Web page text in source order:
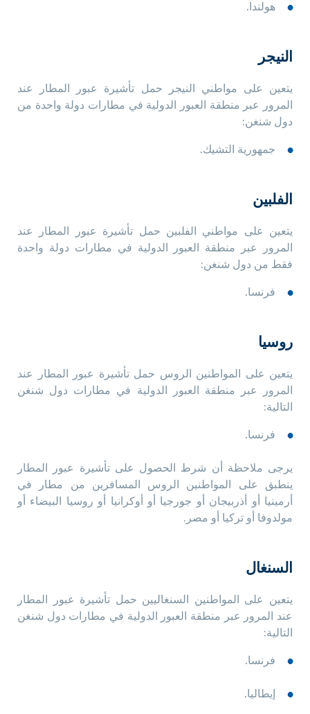
هولندا.
النيجر
يتعين على مواطني النيجر حمل تأشيرة عبور المطار عند
المرور عبر منطقة العبور الدولية في مطارات دولة واحدة من
دول شنغن:
جمهورية التشيك.
الفلبين
يتعين على مواطني الفلبين حمل تأشيرة عبور المطار عند
المرور عبر منطقة العبور الدولية في مطارات دولة واحدة
فقط من دول شنغن:
فرنسا.
روسيا
يتعين على المواطنين الروس حمل تأشيرة عبور المطار عند
المرور عبر منطقة العبور الدولية في مطارات دول شنغن
التالية:
فرنسا.
يرجى ملاحظة أن شرط الحصول على تأشيرة عبور المطار
ينطبق على المواطنين الروس المسافرين من مطار في
أرمينيا أو أذربيجان أو جورجيا أو أوكرانيا أو روسيا البيضاء أو
مولدوفا أو تركيا أو مصر.
السنغال
يتعين على المواطنين السنغاليين حمل تأشيرة عبور المطار
عند المرور عبر منطقة العبور الدولية في مطارات دول شنغن
التالية:
فرنسا.
إيطاليا.